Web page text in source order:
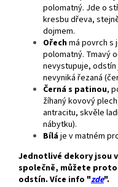
polomatný. Jde o
kresbu dřeva,
dojmem.
Ořechmá povrch s
polomatný. Tmavý
nevystupuje, odstín
nevyniká řezaná
Černá s patinou,
žíhaný kovový
antracitu, skvěle
nábytku).
Bíláje v matném
Jednotlivé dekory jsou
společně, můžete
odstín. Více info "zde".